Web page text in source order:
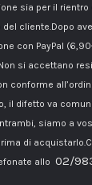
sia per il rientro
cliente.Dopo
con PayPal
si accettano
conforme
il difetto va
siamo a
di
allo 02/